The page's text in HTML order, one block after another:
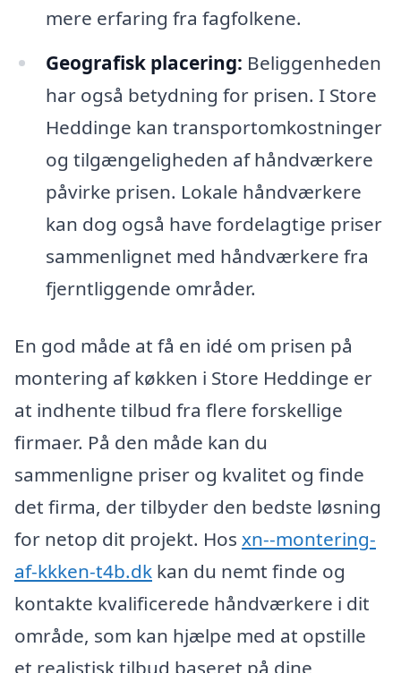
mere erfaring fra fagfolkene.
Geografisk placering: Beliggenheden
har også betydning for prisen. I Store
Heddinge kan transportomkostninger
og tilgængeligheden af håndværkere
påvirke prisen. Lokale håndværkere
kan dog også have fordelagtige priser
sammenlignet med håndværkere fra
fjerntliggende områder.
En god måde at få en idé om prisen på
montering af køkken i Store Heddinge er
at indhente tilbud fra flere forskellige
firmaer. På den måde kan du
sammenligne priser og kvalitet og finde
det firma, der tilbyder den bedste løsning
for netop dit projekt. Hos xn--montering-
af-kkken-t4b.dk kan du nemt finde og
kontakte kvalificerede håndværkere i dit
område, som kan hjælpe med at opstille
et realistisk tilbud baseret på dine